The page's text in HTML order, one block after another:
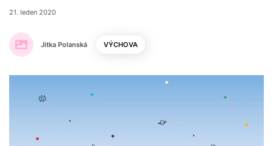
Jitka Polanská
21. leden 2020
VÝCHOVA